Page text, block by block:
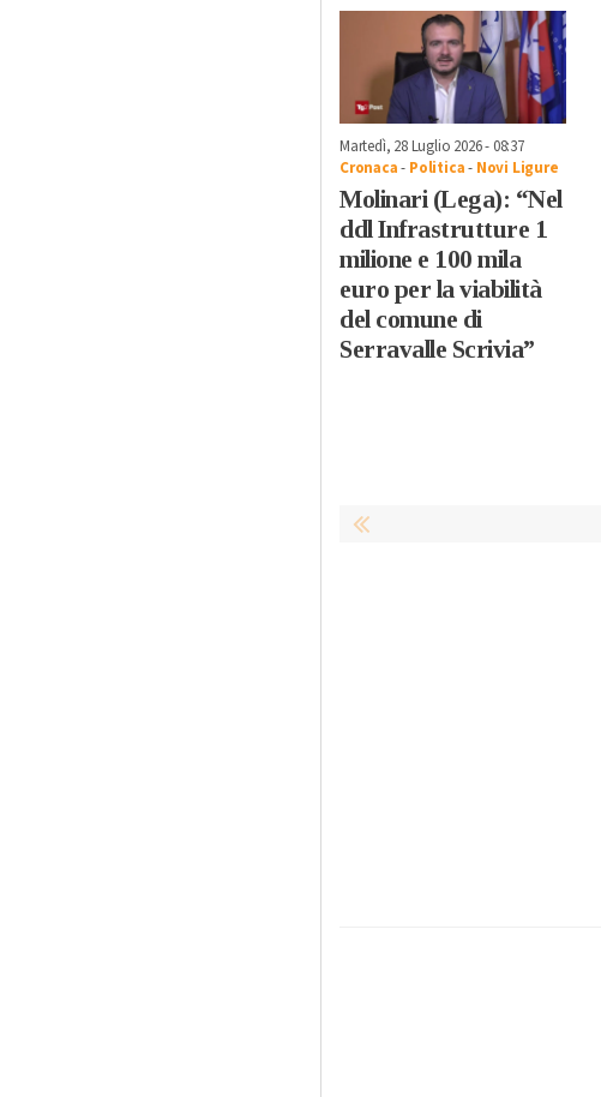
Martedì, 28 Luglio 2026 - 08:37
Cronaca- Politica- Novi Ligure
Molinari (Lega): “Nel
ddl Infrastrutture 1
milione e 100 mila
euro per la viabilità
del comune di
Serravalle Scrivia”